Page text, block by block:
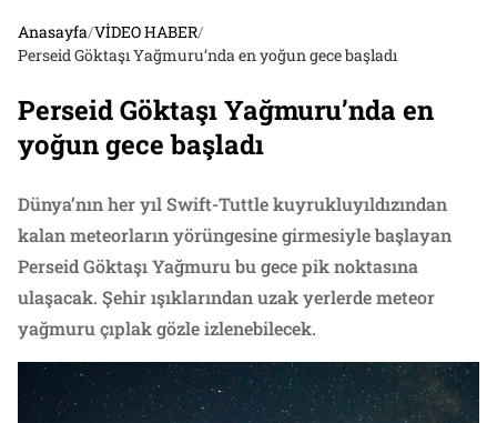
Anasayfa/VİDEO HABER/
Perseid Göktaşı Yağmuru’nda en yoğun gece başladı
Perseid Göktaşı Yağmuru’nda en
yoğun gece başladı
Dünya’nın her yıl Swift-Tuttle kuyrukluyıldızından
kalan meteorların yörüngesine girmesiyle başlayan
Perseid Göktaşı Yağmuru bu gece pik noktasına
ulaşacak. Şehir ışıklarından uzak yerlerde meteor
yağmuru çıplak gözle izlenebilecek.